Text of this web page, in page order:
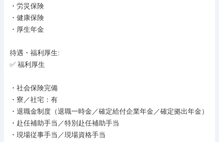
・労災保険
・健康保険
・厚生年金
待遇・福利厚生:
✅ 福利厚生
・社会保険完備
・寮／社宅：有
・退職金制度（退職一時金／確定給付企業年金／確定拠出年金）
・赴任補助手当／特別赴任補助手当
・現場従事手当／現場資格手当